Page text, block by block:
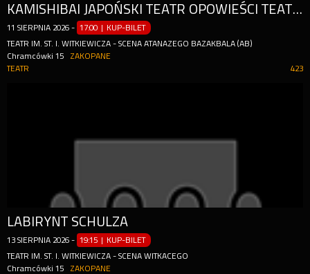
KAMISHIBAI JAPOŃSKI TEATR OPOWIEŚCI TEATR NEMNO Z RZESZOWA
11 SIERPNIA 2026 - 17:00 | KUP-BILET
TEATR IM. ST. I. WITKIEWICZA - SCENA ATANAZEGO BAZAKBALA (AB)
Chramcówki 15
ZAKOPANE
423
TEATR
LABIRYNT SCHULZA
13 SIERPNIA 2026 - 19:15 | KUP-BILET
TEATR IM. ST. I. WITKIEWICZA - SCENA WITKACEGO
Chramcówki 15
ZAKOPANE